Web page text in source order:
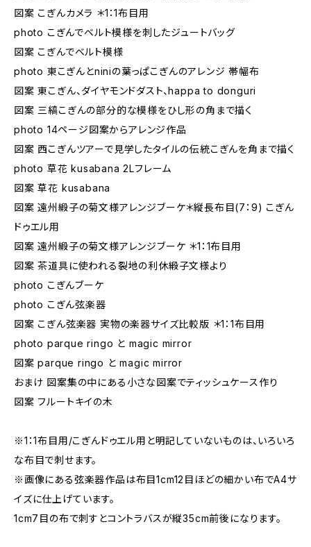
図案 こぎんカメラ ＊1：1布目用
photo こぎんでベルト模様を刺したジュートバッグ
図案 こぎんでベルト模様
photo 東こぎんとniniの葉っぱこぎんのアレンジ 帯幅布
図案 東こぎん、ダイヤモンドダスト、happa to donguri
図案 三縞こぎんの部分的な模様をひし形の角まで描く
photo 14ページ図案からアレンジ作品
図案 西こぎんツアーで見学したタイルの伝統こぎんを角まで描く
photo 草花 kusabana 2Lフレーム
図案 草花 kusabana
図案 遠州緞子の菊文様アレンジブーケ＊縦長布目(7：9) こぎん
ドゥエル用
図案 遠州緞子の菊文様アレンジブーケ ＊1：1布目用
図案 茶道具に使われる裂地の利休緞子文様より
photo こぎんブーケ
photo こぎん弦楽器
図案 こぎん弦楽器 実物の楽器サイズ比較版 ＊1：1布目用
photo parque ringo と magic mirror
図案 parque ringo と magic mirror
おまけ 図案集の中にある小さな図案でティッシュケース作り
図案 フルートキイの木
※1：1布目用/こぎんドゥエル用と明記していないものは、いろいろ
な布目で刺せます。
※画像にある弦楽器作品は布目1cm12目ほどの細かい布でA4サ
イズに仕上げています。
1cm7目の布で刺すとコントラバスが縦35cm前後になります。